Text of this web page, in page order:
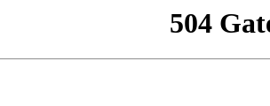
504